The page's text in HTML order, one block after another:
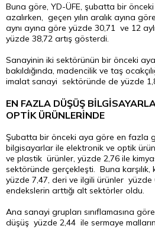
Buna göre, YD-ÜFE, şubatta bir
azalırken, geçen yılın aralık ayına
aynı ayına göre yüzde 30,71 ve 12
yüzde 38,72 artış gösterdi.
Sanayinin iki sektörünün bir önceki
bakıldığında, madencilik ve taş
imalat sanayi sektöründe de yüzde
EN FAZLA DÜŞÜŞ
OPTİK ÜRÜNLERİNDE
Şubatta bir önceki aya göre en fazla
bilgisayarlar ile elektronik ve optik
ve plastik ürünler, yüzde 2,76 ile
sektöründe gerçekleşti. Buna
yüzde 7,47, deri ve ilgili ürünler
endekslerin arttığı alt sektörler oldu.
Ana sanayi grupları sınıflamasına
düşüş yüzde 2,44 ile sermaye